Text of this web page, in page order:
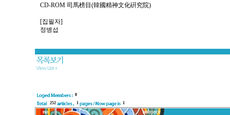
CD-ROM 司馬榜目(韓國精神文化硏究院)
[집필자]
정병섭
0
252
1 1
no
subject